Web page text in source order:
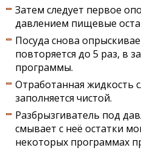
Затем следует первое
давлением пищевые
Посуда снова
повторяется до 5 раз, в
программы.
Отработанная жидкость
заполняется чистой.
Разбрызгиватель под
смывает с неё остатки
некоторых программах